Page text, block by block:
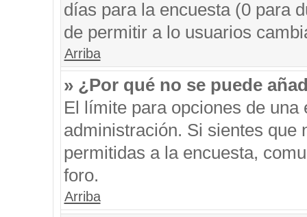
días para la encuesta (0 para
de permitir a lo usuarios
Arriba
» ¿Por qué no se puede
El límite para opciones de una
administración. Si sientes que
permitidas a la encuesta,
foro.
Arriba